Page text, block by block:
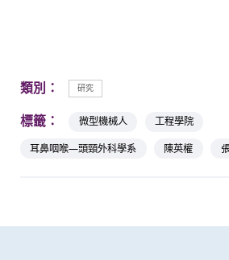
類別： 研究
標籤： 微型機械人
工程學院
耳鼻咽喉—頭頸外科學系
陳英權